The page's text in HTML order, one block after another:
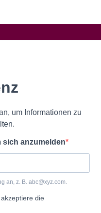
um Informationen zu
sich anzumelden
an, z. B. abc@xyz.com.
die